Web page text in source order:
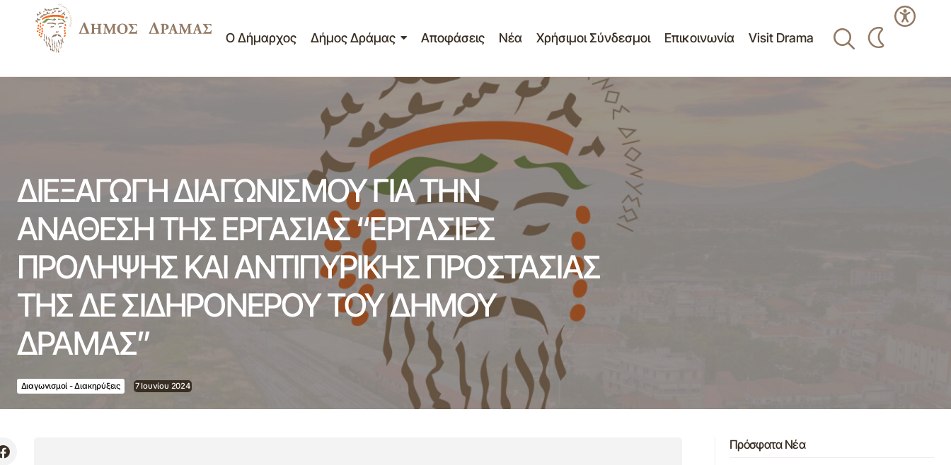
Ο Δήμαρχος Δήμος Δράμας Αποφάσεις Νέα Χρήσιμοι Σύνδεσμοι Επικοινωνία Visit Drama
ΔΙΕΞΑΓΩΓΗ ΔΙΑΓΩΝΙΣΜΟΥ ΓΙΑ ΤΗΝ ΑΝΑΘΕΣΗ ΤΗΣ ΕΡΓΑΣΙΑΣ “ΕΡΓΑΣΙΕΣ
ΠΡΟΛΗΨΗΣ ΚΑΙ ΑΝΤΙΠΥΡΙΚΗΣ ΠΡΟΣΤΑΣΙΑΣ ΤΗΣ ΔΕ ΣΙΔΗΡΟΝΕΡΟΥ ΤΟΥ
ΔΗΜΟΥ ΔΡΑΜΑΣ”
ΔΙΕΞΑΓΩΓΗ ΔΙΑΓΩΝΙΣΜΟΥ ΓΙΑ ΤΗΝ
ΑΝΑΘΕΣΗ ΤΗΣ ΕΡΓΑΣΙΑΣ “ΕΡΓΑΣΙΕΣ
ΠΡΟΛΗΨΗΣ ΚΑΙ ΑΝΤΙΠΥΡΙΚΗΣ ΠΡΟΣΤΑΣΙΑΣ
ΤΗΣ ΔΕ ΣΙΔΗΡΟΝΕΡΟΥ ΤΟΥ ΔΗΜΟΥ
ΔΡΑΜΑΣ”
Διαγωνισμοί - Διακηρύξεις 7 Ιουνίου 2024
Πρόσφατα Νέα